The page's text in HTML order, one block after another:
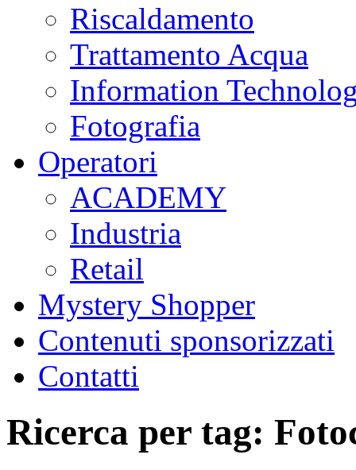
Riscaldamento
Trattamento Acqua
Information
Fotografia
Operatori
ACADEMY
Industria
Retail
Mystery Shopper
Contenuti sponsorizzati
Contatti
Ricerca per tag: